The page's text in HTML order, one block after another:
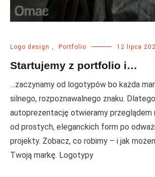
Logo design , Portfolio 12 lipca
Startujemy z portfolio i…
…zaczynamy od logotypów bo każda
silnego, rozpoznawalnego znaku.
autoprezentację otwieramy przeglądem
od prostych, eleganckich form po
projekty. Zobacz, co robimy – i jak
Twoją markę. Logotypy